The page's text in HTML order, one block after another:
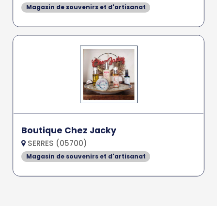
Magasin de souvenirs et d'artisanat
Boutique Chez Jacky
SERRES (05700)
Magasin de souvenirs et d'artisanat